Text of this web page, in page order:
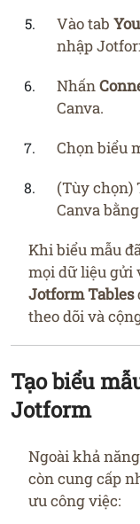
Vào tab
nhập
Nhấn
Canva.
Chọn biểu
(Tùy chọn)
Canva
Khi biểu mẫu
mọi dữ liệu gửi
Jotform Tables
theo dõi và
Tạo biểu
Jotform
Ngoài khả
còn cung cấp
ưu công việc: